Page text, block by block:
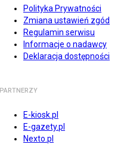
Polityka Prywatności
Zmiana ustawień zgód
Regulamin serwisu
Informacje o nadawcy
Deklaracja dostępności
PARTNERZY
E-kiosk.pl
E-gazety.pl
Nexto.pl